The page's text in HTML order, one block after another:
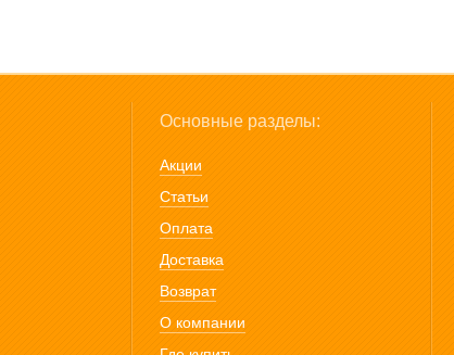
Основные разделы:
Акции
Статьи
Оплата
Доставка
Возврат
О компании